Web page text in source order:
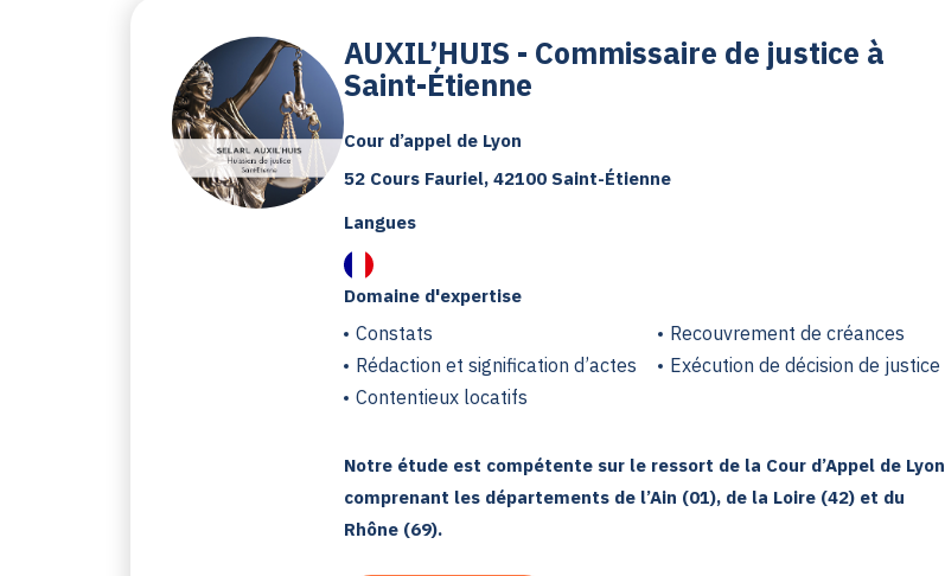
AUXIL’HUIS - Commissaire de justice à
Saint-Étienne
Cour d’appel de Lyon
52 Cours Fauriel, 42100 Saint-Étienne
Domaine d'expertise
Constats
Recouvrement de créances
Rédaction et signification d’actes
Exécution de décision de justice
Contentieux locatifs
Langues
Notre étude est compétente sur le ressort de la Cour d’Appel de Lyon
comprenant les départements de l’Ain (01), de la Loire (42) et du
Rhône (69).